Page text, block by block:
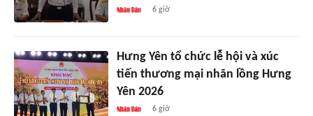
6 giờ
Hưng Yên tổ chức lễ hội và xúc
tiến thương mại nhãn lồng Hưng
Yên 2026
6 giờ